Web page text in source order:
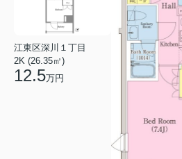
江東区深川１丁目
2K (26.35㎡)
12.5万円